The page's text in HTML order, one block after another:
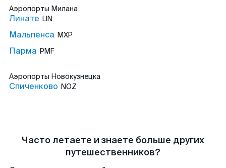
Аэропорты Милана
Линате LIN
Мальпенса MXP
Парма PMF
Аэропорты Новокузнецка
Спиченково NOZ
Часто летаете и знаете больше других
путешественников?